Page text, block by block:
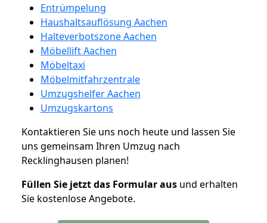
Entrümpelung
Haushaltsauflösung Aachen
Halteverbotszone Aachen
Möbellift Aachen
Möbeltaxi
Möbelmitfahrzentrale
Umzugshelfer Aachen
Umzugskartons
Kontaktieren Sie uns noch heute und lassen Sie
uns gemeinsam Ihren Umzug nach
Recklinghausen planen!
Füllen Sie jetzt das Formular aus und erhalten
Sie kostenlose Angebote.